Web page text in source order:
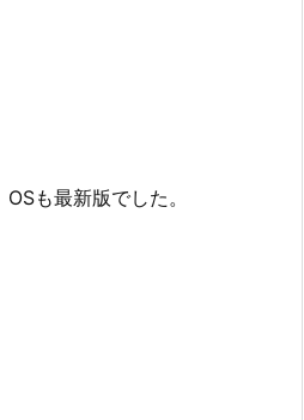
も最新版でした。